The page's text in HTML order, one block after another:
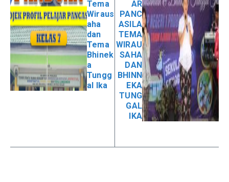
Tema
Wiraus
aha
dan
Tema
Bhinek
a
Tungg
al Ika
AR
PANC
ASILA
TEMA
WIRAU
SAHA
DAN
BHINN
EKA
TUNG
GAL
IKA